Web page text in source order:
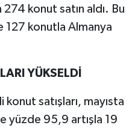
konut satın aldı. Bu
127 konutla Almanya
YÜKSELDİ
satışları, mayısta
yüzde 95,9 artışla 19